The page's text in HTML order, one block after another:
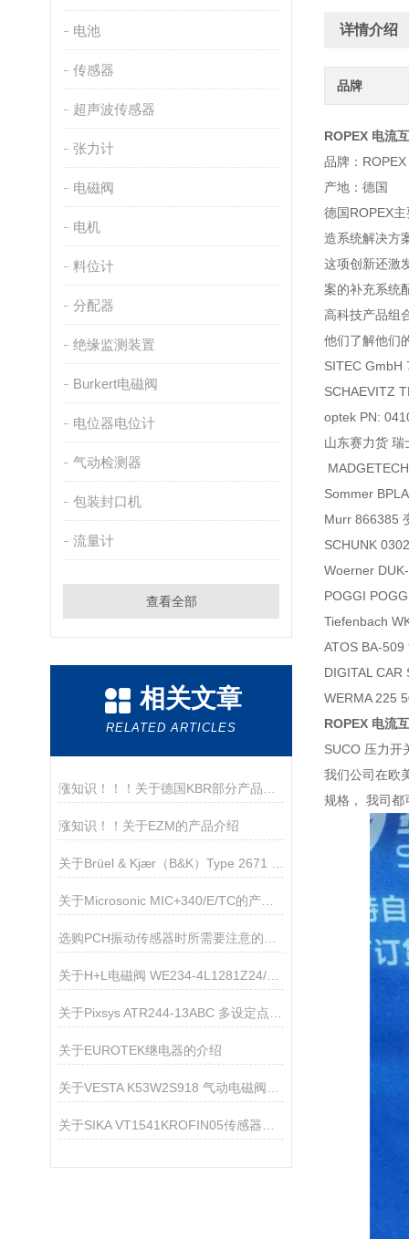
电池
传感器
超声波传感器
张力计
电磁阀
电机
料位计
分配器
绝缘监测装置
Burkert电磁阀
电位器电位计
气动检测器
包装封口机
流量计
查看全部
相关文章
RELATED ARTICLES
涨知识！！关于EZM的产品介绍
关于Microsonic MIC+340/E/TC的产品介绍
关于H+L电磁阀 WE234-4L1281Z24/0H的产品介绍
关于EUROTEK继电器的介绍
详情介绍
品牌
ROPEX 电流
品牌：ROPEX
产地：德国
德国ROPEX
造系统解决方
这项创新还激
案的补充系统
高科技产品组
他们了解他们
SITEC GmbH
SCHAEVITZ
optek PN:
山东赛力货
Sommer
Murr 866385
SCHUNK
Woerner
POGGI
Tiefenbach
ATOS BA-509
DIGITAL
WERMA 225
ROPEX 电流
SUCO 压力开
我们公司在欧
规格， 我司都